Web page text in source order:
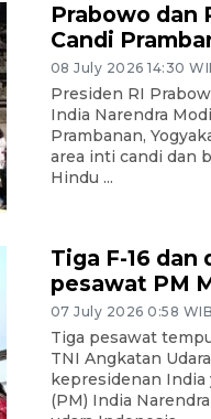
Prabowo dan
Candi
08 July 2026 14:30
Presiden RI
India Narendra
Prambanan,
area inti candi dan
Hindu ...
Tiga F-16 dan
pesawat PM
07 July 2026 0:58 WIB
Tiga pesawat
TNI Angkatan
kepresidenan India
(PM) India